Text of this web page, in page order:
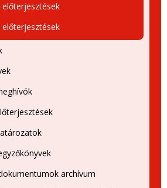
előterjesztések
előterjesztések
archívum